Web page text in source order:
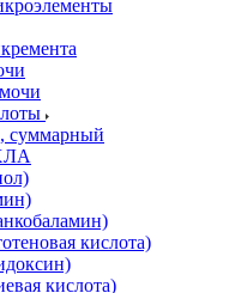
суммарный
кислота)
кислота)